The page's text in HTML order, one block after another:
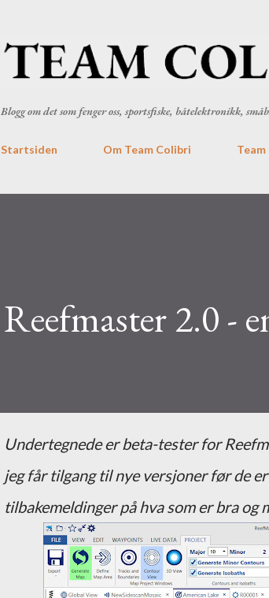
Blogg om det som fenger oss, sportsfiske, båtelektronikk,
Startsiden Om Team Colibri
Reefmaster 2.0 -
Undertegnede er beta-tester for Reefmaster via prosjektet Dybdekart.no. Det betyr at
jeg får tilgang til nye versjoner før de
tilbakemeldinger på hva som er bra og